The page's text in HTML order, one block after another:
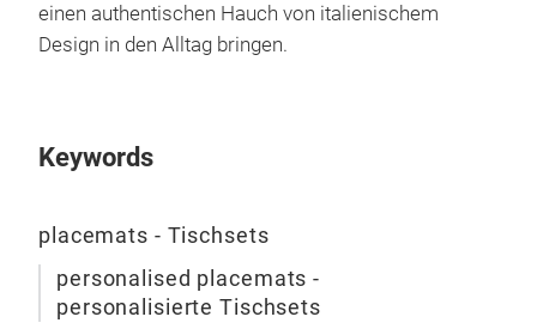
einen authentischen Hauch von italienischem
Design in den Alltag bringen.
Keywords
placemats - Tischsets
personalised placemats -
personalisierte Tischsets